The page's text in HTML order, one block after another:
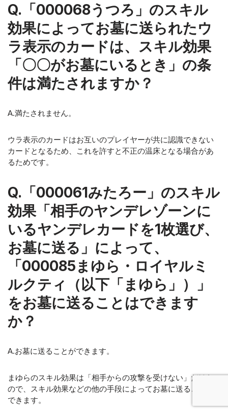
Q.「000068うつろ」のスキル
効果によってお墓に送られたウ
ラ表示のカードは、スキル効果
「〇〇がお墓にいるとき」の条
件は満たされますか？
A.満たされません。
ウラ表示のカードはお互いのプレイヤーが共に認識できない
カードとなるため、これを許すと不正の温床となる場合があ
るためです。
Q.「000061みたろー」のスキル
効果「相手のヤンデレゾーンに
いるヤンデレカードを1枚選び、
お墓に送る」によって、
「000085まゆら・ロイヤルミ
ルクティ（以下「まゆら」）」
をお墓に送ることはできます
か？
A.お墓に送ることができます。
まゆらのスキル効果は「相手からの攻撃を受けない」だけな
ので、スキル効果などの他の手段によってお墓に送ることは
できます。